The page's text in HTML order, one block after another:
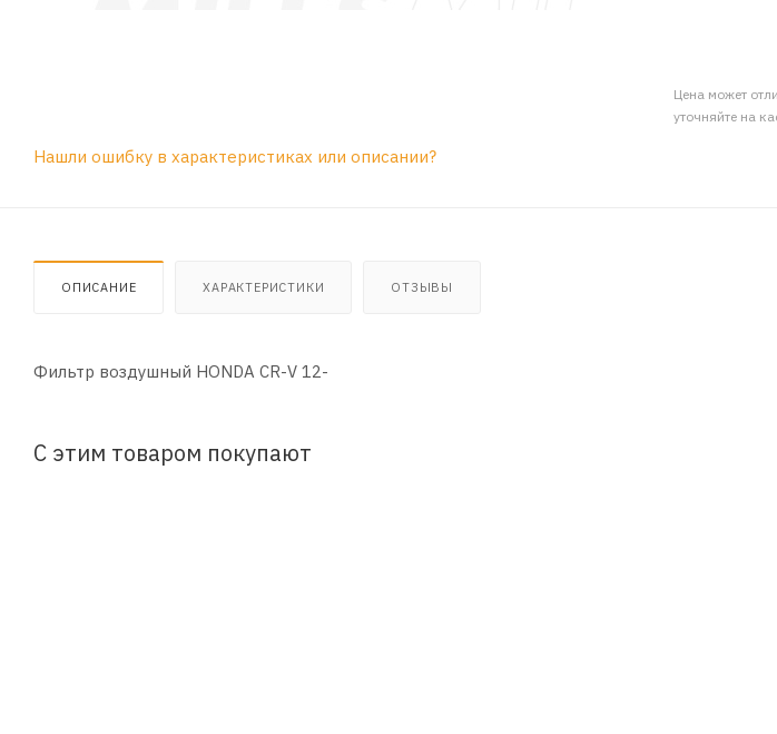
Цена может
уточняйте на
Нашли ошибку в характеристиках или описании?
ОПИСАНИЕ ХАРАКТЕРИСТИКИ ОТЗЫВЫ
Фильтр воздушный HONDA CR-V 12-
С этим товаром покупают